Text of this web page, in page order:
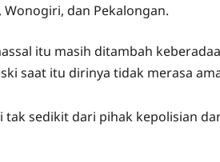
Wonogiri, dan Pekalongan‎.
itu masih ditambah
saat itu dirinya tidak merasa
tak sedikit dari pihak kepolisian